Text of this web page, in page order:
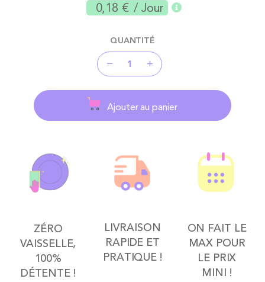
0,18 € / Jour
QUANTITÉ
Ajouter au panier
ZÉRO
VAISSELLE,
100%
DÉTENTE !
LIVRAISON
RAPIDE ET
PRATIQUE !
ON FAIT LE
MAX POUR
LE PRIX
MINI !